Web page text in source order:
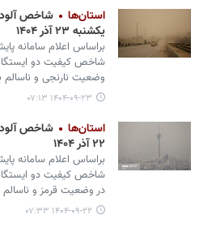
استان‌ها
شاخص
یکشنبه ۲۳ آذر ۱۴۰۴
براساس اعلام سامانه
شاخص کیفیت دو ایستگاه
وضعیت نارنجی و
۱۴۰۴-۰۹-۲۳ ۰۷:۱۳
استان‌ها
شاخص
۲۲ آذر ۱۴۰۴
براساس اعلام سامانه
در وضعیت قرمز و ناسالم
۱۴۰۴-۰۹-۲۲ ۰۷:۳۳